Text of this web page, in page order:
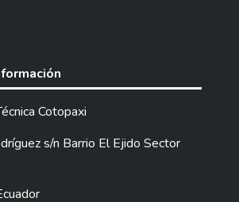
en el tipo de investigación:
de recolección de datos
entrevistas, observación y
con la finalidad de comprender
por lo cual el proyecto se realizó
las herramientas de software
Laravel, React JS, PHP, MySQL, Java
Cotopaxi
s/n Barrio El Ejido Sector